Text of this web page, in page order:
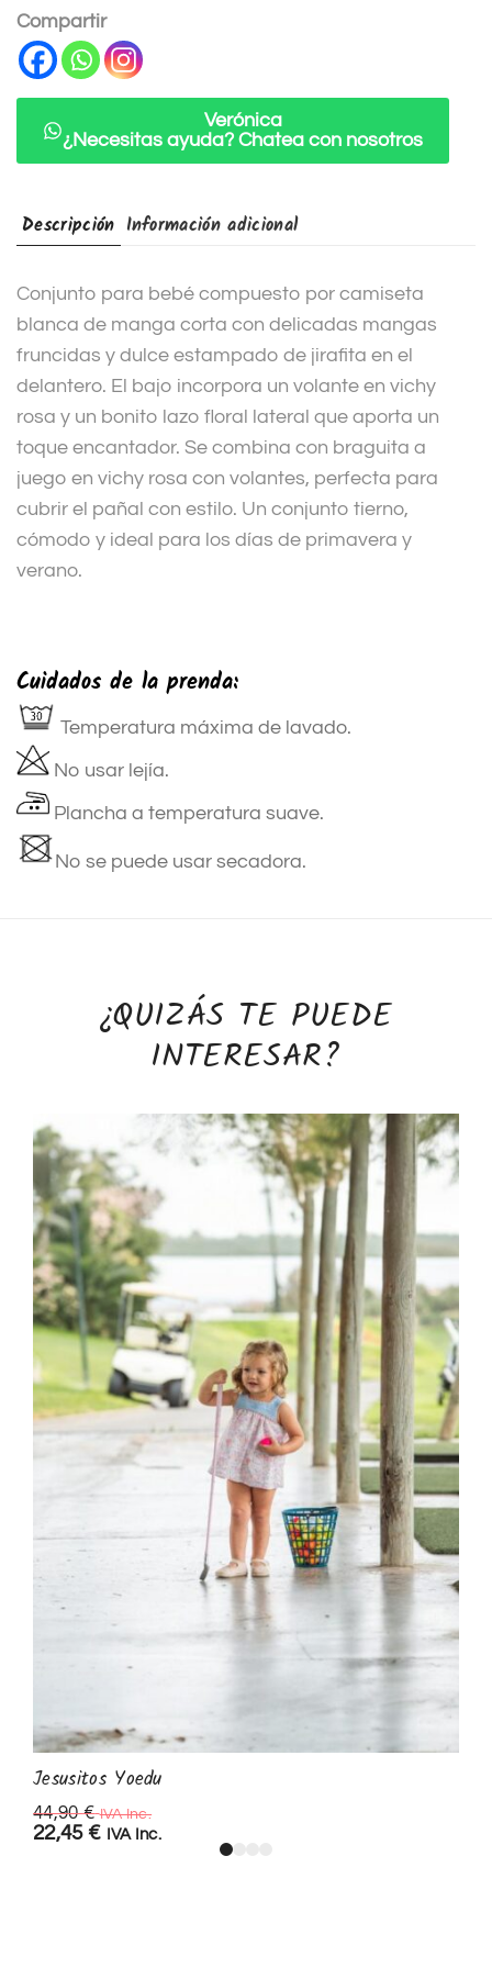
n
a
Compartir
Verónica
¿Necesitas ayuda? Chatea con nosotros
Descripción Información adicional
Conjunto para bebé compuesto por camiseta
blanca de manga corta con delicadas mangas
fruncidas y dulce estampado de jirafita en el
delantero. El bajo incorpora un volante en vichy
rosa y un bonito lazo floral lateral que aporta un
toque encantador. Se combina con braguita a
juego en vichy rosa con volantes, perfecta para
cubrir el pañal con estilo. Un conjunto tierno,
cómodo y ideal para los días de primavera y
verano.
Cuidados de la prenda:
Temperatura máxima de lavado.
No usar lejía.
Plancha a temperatura suave.
No se puede usar secadora.
¿QUIZÁS TE PUEDE
INTERESAR?
Jesusitos Yoedu
44,90€ IVA Inc.
22,45 € IVA Inc.